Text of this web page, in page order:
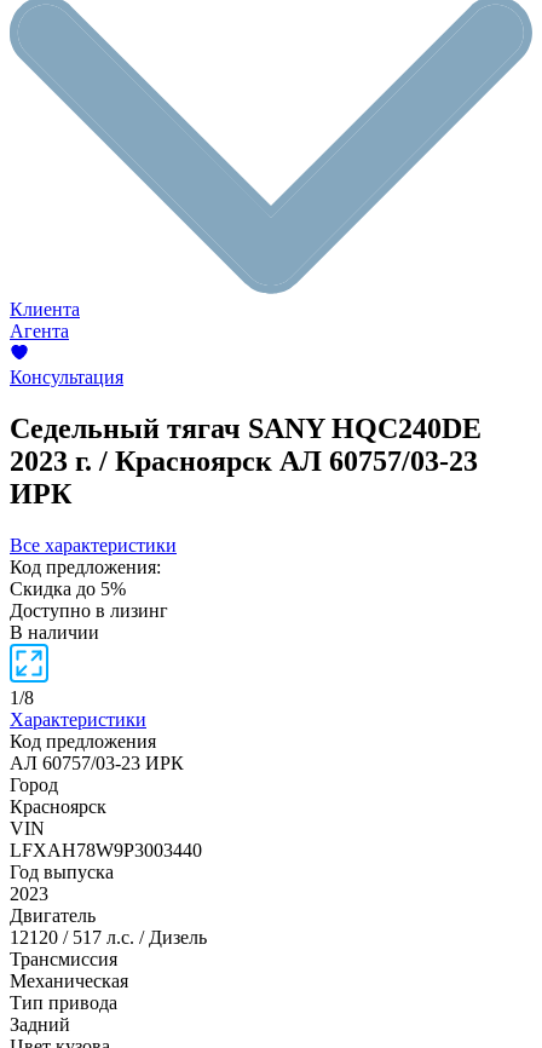
Клиента
Агента
Консультация
Седельный тягач SANY HQC240DE
2023 г. / Красноярск АЛ 60757/03-23
ИРК
Все характеристики
Код предложения:
Скидка до 5%
Доступно в лизинг
В наличии
1/8
Характеристики
Код предложения
АЛ 60757/03-23 ИРК
Город
Красноярск
VIN
LFXAH78W9P3003440
Год выпуска
2023
Двигатель
12120 / 517 л.с. / Дизель
Трансмиссия
Механическая
Тип привода
Задний